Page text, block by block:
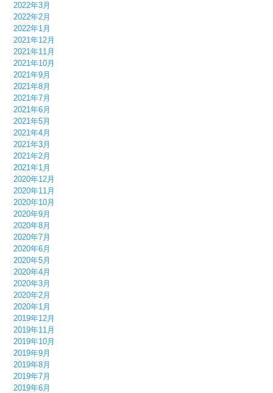
2022年3月
2022年2月
2022年1月
2021年12月
2021年11月
2021年10月
2021年9月
2021年8月
2021年7月
2021年6月
2021年5月
2021年4月
2021年3月
2021年2月
2021年1月
2020年12月
2020年11月
2020年10月
2020年9月
2020年8月
2020年7月
2020年6月
2020年5月
2020年4月
2020年3月
2020年2月
2020年1月
2019年12月
2019年11月
2019年10月
2019年9月
2019年8月
2019年7月
2019年6月